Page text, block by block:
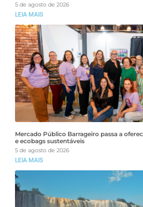
5 de agosto de 2026
LEIA MAIS
Mercado Público Barrageiro passa a
e ecobags sustentáveis
5 de agosto de 2026
LEIA MAIS